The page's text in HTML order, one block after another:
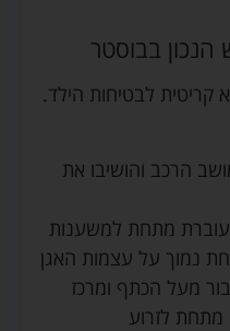
בבוסטר
לבטיחות הילד.
הרכב והושיבו את
עוברת מתחת למשענות
נמוך על עצמות האגן
מעל הכתף ומרכז
מתחת לזרוע